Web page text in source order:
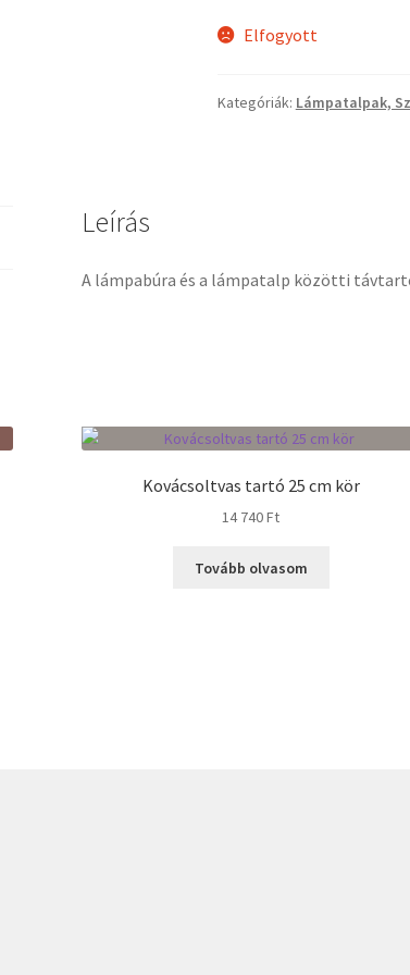
Elfogyott
Kategóriák: Lámpatalpak,
Leírás
A lámpabúra és a lámpatalp közötti
Kovácsoltvas tartó 25 cm kör
14 740Ft
Tovább olvasom